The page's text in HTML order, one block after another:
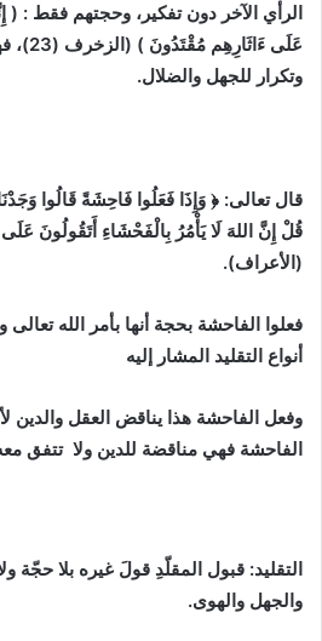
الرأي الآخر دون تفكير، وحجتهم فقط : (
عَلَى
وتكرار للجهل والضلال.
قال تعالى: ﴿ وَإِذَا فَعَلُوا فَاحِشَةً قَالُوا وَجَدْنَا
قُلْ إِنَّ اللهَ لَا يَأْمُرُ بِالْفَحْشَاءِ أَتَقُولُونَ
(الأعراف).
فعلوا الفاحشة بحجة أنها بأمر الله تعالى
أنواع التقليد المشار إليه
وفعل الفاحشة هذا يناقض العقل والدين
الفاحشة فهي مناقضة للدين ولا تتفق
التقليد: قبول المقلّدِ قولَ غيره بلا حجّة
والجهل والهوى.